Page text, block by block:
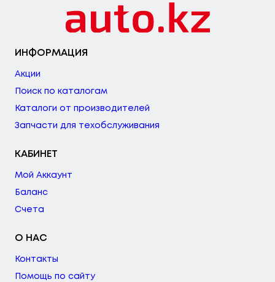
ИНФОРМАЦИЯ
Акции
Поиск по каталогам
Каталоги от производителей
Запчасти для техобслуживания
КАБИНЕТ
Мой Аккаунт
Баланс
Счета
О НАС
Контакты
Помощь по сайту